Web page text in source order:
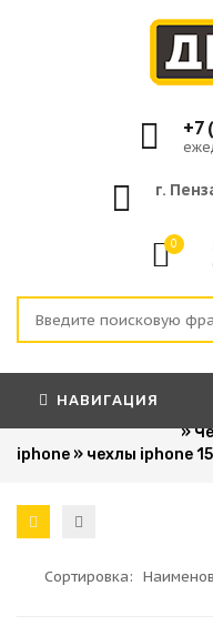
+7
г.
0
НАВИГАЦИЯ
»
iphone » чехлы iphone
Сортировка: